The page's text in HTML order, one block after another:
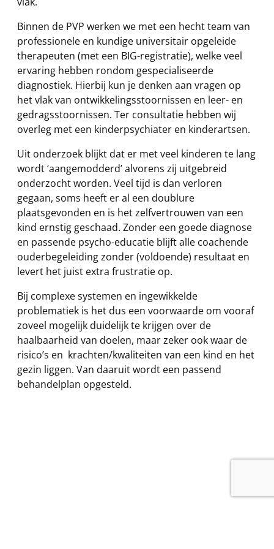
Binnen de PVP werken we met een hecht team van
professionele en kundige universitair opgeleide
therapeuten (met een BIG-registratie), welke veel
ervaring hebben rondom gespecialiseerde
diagnostiek. Hierbij kun je denken aan vragen op
het vlak van ontwikkelingsstoornissen en leer- en
gedragsstoornissen. Ter consultatie hebben wij
overleg met een kinderpsychiater en kinderartsen.
Uit onderzoek blijkt dat er met veel kinderen te lang
wordt ‘aangemodderd’ alvorens zij uitgebreid
onderzocht worden. Veel tijd is dan verloren
gegaan, soms heeft er al een doublure
plaatsgevonden en is het zelfvertrouwen van een
kind ernstig geschaad. Zonder een goede diagnose
en passende psycho-educatie blijft alle coachende
ouderbegeleiding zonder (voldoende) resultaat en
levert het juist extra frustratie op.
Bij complexe systemen en ingewikkelde
problematiek is het dus een voorwaarde om vooraf
zoveel mogelijk duidelijk te krijgen over de
haalbaarheid van doelen, maar zeker ook waar de
risico’s en krachten/kwaliteiten van een kind en het
gezin liggen. Van daaruit wordt een passend
behandelplan opgesteld.